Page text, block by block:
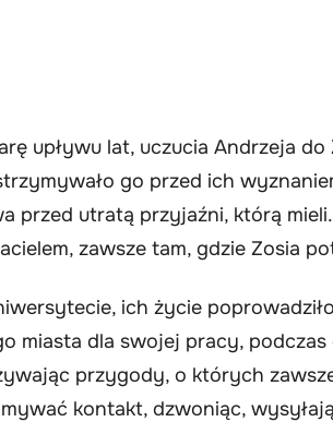
upływu lat, uczucia Andrzeja do
go przed ich
przed utratą przyjaźni, którą
zawsze tam, gdzie Zosia
ich życie
miasta dla swojej pracy,
przygody, o których
kontakt, dzwoniąc,